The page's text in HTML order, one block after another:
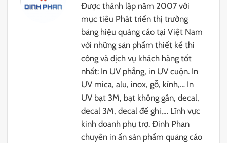
Được thành lập năm 2007 với
mục tiêu Phát triển thị trường
bảng hiệu quảng cáo tại Việt Nam
với những sản phẩm thiết kế thi
công và dịch vụ khách hàng tốt
nhất: In UV phẳng, in UV cuộn. In
UV mica, alu, inox, gỗ, kính,… In
UV bạt 3M, bạt không gân, decal,
decal 3M, decal đế ghi,… Lĩnh vực
kinh doanh phụ trợ. Đinh Phan
chuyên in ấn sản phẩm quảng cáo